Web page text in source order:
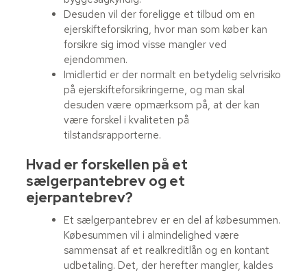
Desuden vil der foreligge et tilbud om en
ejerskifteforsikring, hvor man som køber kan
forsikre sig imod visse mangler ved
ejendommen.
Imidlertid er der normalt en betydelig selvrisiko
på ejerskifteforsikringerne, og man skal
desuden være opmærksom på, at der kan
være forskel i kvaliteten på
tilstandsrapporterne.
Hvad er forskellen på et
sælgerpantebrev og et
ejerpantebrev?
Et sælgerpantebrev er en del af købesummen.
Købesummen vil i almindelighed være
sammensat af et realkreditlån og en kontant
udbetaling. Det, der herefter mangler, kaldes